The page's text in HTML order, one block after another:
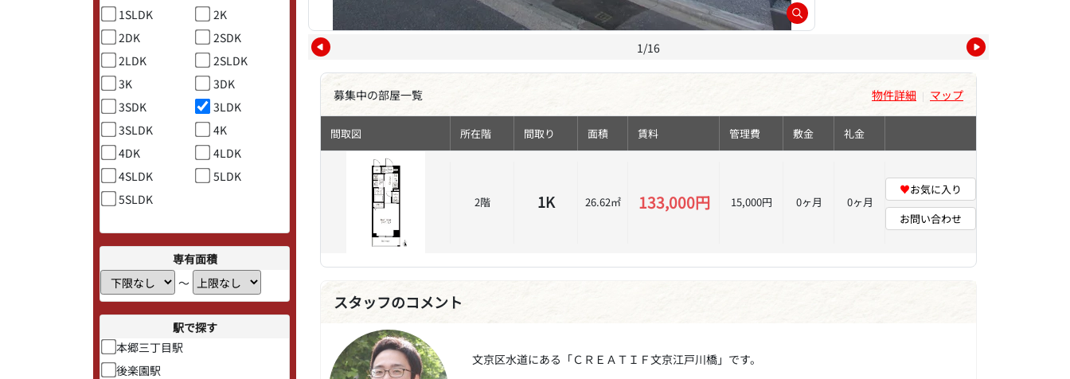
1SLDK
2K
2DK
2SDK
2LDK
2SLDK
3K
3DK
3SDK
3LDK
3SLDK
4K
4DK
4LDK
4SLDK
5LDK
5SLDK
専有面積
〜
駅で探す
本郷三丁目駅
後楽園駅
1/16
募集中の部屋一覧 物件詳細 | マップ
間取図 所在階 間取り 面積 賃料 管理費 敷金 礼金
2階 1K 26.62㎡ 133,000円 15,000円 0ヶ月 0ヶ月
♥お気に入り
お問い合わせ
スタッフのコメント
文京区水道にある「ＣＲＥＡＴＩＦ文京江戸川橋」です。